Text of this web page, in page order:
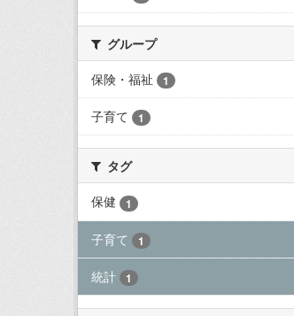
グループ
保険・福祉
1
子育て 1
タグ
保健
1
子育て 1
統計 1